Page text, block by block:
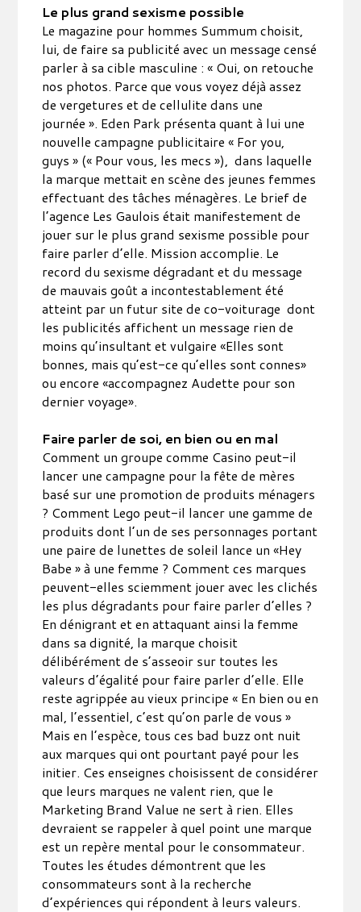
Le plus grand sexisme possible
Le magazine pour hommes Summum choisit,
lui, de faire sa publicité avec un message censé
parler à sa cible masculine : « Oui, on retouche
nos photos. Parce que vous voyez déjà assez
de vergetures et de cellulite dans une
journée ». Eden Park présenta quant à lui une
nouvelle campagne publicitaire « For you,
guys » (« Pour vous, les mecs »), dans laquelle
la marque mettait en scène des jeunes femmes
effectuant des tâches ménagères. Le brief de
l’agence Les Gaulois était manifestement de
jouer sur le plus grand sexisme possible pour
faire parler d’elle. Mission accomplie. Le
record du sexisme dégradant et du message
de mauvais goût a incontestablement été
atteint par un futur site de co-voiturage dont
les publicités affichent un message rien de
moins qu’insultant et vulgaire «Elles sont
bonnes, mais qu’est-ce qu’elles sont connes»
ou encore «accompagnez Audette pour son
dernier voyage».
Faire parler de soi, en bien ou en mal
Comment un groupe comme Casino peut-il
lancer une campagne pour la fête de mères
basé sur une promotion de produits ménagers
? Comment Lego peut-il lancer une gamme de
produits dont l’un de ses personnages portant
une paire de lunettes de soleil lance un «Hey
Babe » à une femme ? Comment ces marques
peuvent-elles sciemment jouer avec les clichés
les plus dégradants pour faire parler d’elles ?
En dénigrant et en attaquant ainsi la femme
dans sa dignité, la marque choisit
délibérément de s’asseoir sur toutes les
valeurs d’égalité pour faire parler d’elle. Elle
reste agrippée au vieux principe « En bien ou en
mal, l’essentiel, c’est qu’on parle de vous »
Mais en l’espèce, tous ces bad buzz ont nuit
aux marques qui ont pourtant payé pour les
initier. Ces enseignes choisissent de considérer
que leurs marques ne valent rien, que le
Marketing Brand Value ne sert à rien. Elles
devraient se rappeler à quel point une marque
est un repère mental pour le consommateur.
Toutes les études démontrent que les
consommateurs sont à la recherche
d’expériences qui répondent à leurs valeurs.